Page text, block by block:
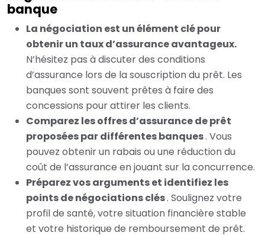
banque
La négociation est un élément clé pour
obtenir un taux d’assurance avantageux.
N’hésitez pas à discuter des conditions
d’assurance lors de la souscription du prêt. Les
banques sont souvent prêtes à faire des
concessions pour attirer les clients.
Comparez les offres d’assurance de prêt
proposées par différentes banques. Vous
pouvez obtenir un rabais ou une réduction du
coût de l’assurance en jouant sur la concurrence.
Préparez vos arguments et identifiez les
points de négociations clés. Soulignez votre
profil de santé, votre situation financière stable
et votre historique de remboursement de prêt.